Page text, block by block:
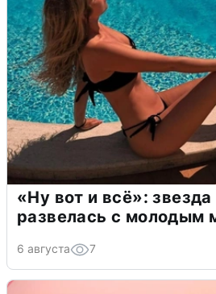
«Ну вот и всё»:
развелась с молодым
6 августа 7